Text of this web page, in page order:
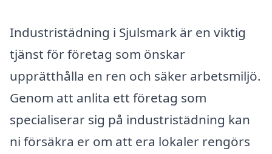
Industristädning i Sjulsmark är en viktig
tjänst för företag som önskar
upprätthålla en ren och säker arbetsmiljö.
Genom att anlita ett företag som
specialiserar sig på industristädning kan
ni försäkra er om att era lokaler rengörs